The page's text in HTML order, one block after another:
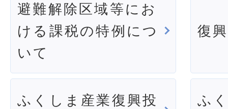
避難解除区域等にお
ける課税の特例につ
いて
復
ふくしま産業復興投
ふ